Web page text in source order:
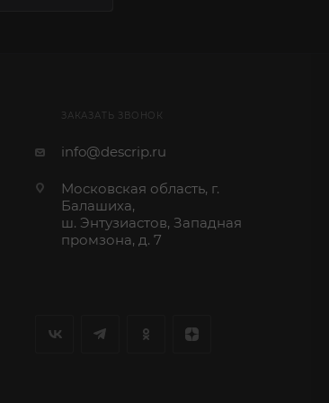
ЗАКАЗАТЬ ЗВОНОК
info@descrip.ru
Московская область, г.
Балашиха,
ш. Энтузиастов, Западная
промзона, д. 7